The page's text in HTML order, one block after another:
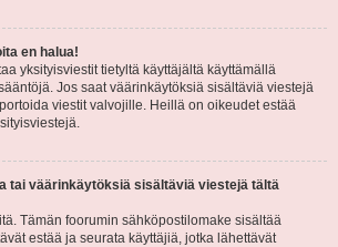
en halua!
yksityisviestit tietyltä käyttäjältä käyttämällä
Jos saat väärinkäytöksiä sisältäviä viestejä
viestit valvojille. Heillä on oikeudet estää
tai väärinkäytöksiä sisältäviä viestejä tältä
Tämän foorumin sähköpostilomake sisältää
estää ja seurata käyttäjiä, jotka lähettävät